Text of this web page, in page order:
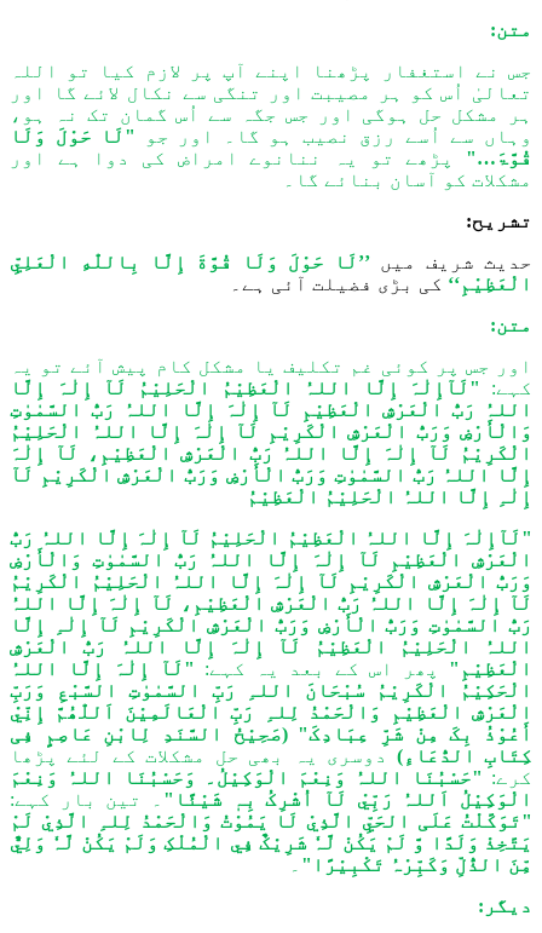
متن:
جس نے استغفار پڑھنا اپنے آپ پر لازم کیا تو اللہ
تعالیٰ اُس کو ہر مصیبت اور تنگی سے نکال لائے گا اور
ہر مشکل حل ہوگی اور جس جگہ سے اُس گمان تک نہ ہو،
وہاں سے اُسے رزق نصیب ہو گا۔ اور جو
"لَا حَوْلَ وَلَا
قُوَّۃَ…" پڑھے تو یہ ننانوے امراض کی دوا ہے اور
مشکلات کو آسان بنائے گا۔
تشریح:
حدیث شریف میں ’’لَا حَوْلَ وَلَا قُوَّةَ إِلَّا بِاللّٰهِ الْعَلِيِّ
الْعَظِيْمِ‘‘ کی بڑی فضیلت آئی ہے۔
متن:
اور جس پر کوئی غم تکلیف یا مشکل کام پیش آئے تو یہ
کہے:
"لَآإِلٰہَ إِلَّا اللہُ الْعَظِیْمُ الْحَلِیْمُ لَآ إِلٰہَ إِلَّا
اللہُ رَبُّ الْعَرْشِ الْعَظِیْمِ لَآ إِلٰہَ إِلَّا اللہُ رَبُّ السَّمٰوٰتِ
وَالْأَرْضِ وَرَبُّ الْعَرْشِ الْکَرِیْمِ لَآ إِلٰہَ إِلَّا اللہُ الْحَلِیْمُ
الْکَرِیْمُ لَآ إِلٰہَ إِلَّا اللہُ رَبُّ الْعَرْشِ الْعَظِیْمِ، لَآ إِلٰہَ
إِلَّا اللہُ رَبُّ السَّمٰوٰتِ وَرَبُّ الْأَرْضِ وَرَبُّ الْعَرْشِ الْکَرِیْمِ لَآ
إِلٰہِ إِلَّا اللہُ الْحَلِیْمُ الْعَظِیْمُ
"لَآإِلٰہَ إِلَّا اللہُ الْعَظِیْمُ الْحَلِیْمُ لَآ إِلٰہَ إِلَّا اللہُ رَبُّ
الْعَرْشِ الْعَظِیْمِ لَآ إِلٰہَ إِلَّا اللہُ رَبُّ السَّمٰوٰتِ وَالْأَرْضِ
وَرَبُّ الْعَرْشِ الْکَرِیْمِ لَآ إِلٰہَ إِلَّا اللہُ الْحَلِیْمُ الْکَرِیْمُ
لَآ إِلٰہَ إِلَّا اللہُ رَبُّ الْعَرْشِ الْعَظِیْمِ، لَآ إِلٰہَ إِلَّا اللہُ
رَبُّ السَّمٰوٰتِ وَرَبُّ الْأَرْضِ وَرَبُّ الْعَرْشِ الْکَرِیْمِ لَآ إِلٰہِ إِلَّا
اللہُ الْحَلِیْمُ الْعَظِیْمُ لَآ إِلٰہَ إِلَّا اللہُ رَبُّ الْعَرْشِ
الْعَظِیْمِ" پھر اس کے بعد یہ کہے:
"لَآ إِلٰہَ إِلَّا اللہُ
الْحَکِیْمُ الْکَرِیْمُ سُبْحَانَ اللہِ رَبِّ السَّمٰوٰتِ السَّبْعِ وَرَبِّ
الْعَرْشِ الْعَظِیْمِ وَالْحَمْدُ لِلہِ رَبِّ الْعَالَمِیْنَ اَللّٰھُمَّ إِنِّيْ
أَعُوْذُ بِکَ مِنْ شَرِّ عِبَادِکَ" (صَحِیْحُ السَّنَدِ لِابْنِ عَاصِمٍ فِی
کِتَابِ الدُّعَاءِ)
دوسری یہ بھی حل مشکلات کے لئے پڑھا
کرے: "حَسْبُنَا اللہُ وَنِعْمَ الْوَکِیْلُ۔ وَحَسْبُنَا اللہُ وَنِعْمَ
الْوَکِیْلُ اَللہُ رَبِّيْ لَآ اُشْرِکُ بِہٖ شَیْئًا" ۔ تین بار کہے:
"تَوَکَّلْتُ عَلَی الحَيِّ الَّذِيْ لَا یَمُوْتُ وَالْحَمْدُ لِلہِ الَّذِيْ لَمْ
یَتَّخِذْ وَلَدًا وَّ لَمْ یَکُنْ لَّہٗ شَرِیْکٌ فِي الْمُلْکِ وَلَمْ یَکُنْ لَّہٗ وَلِيٌّ
مِّنَ الذُّلِّ وَکَبِّرْہُ تَکْبِیْرًا"
دیگر: